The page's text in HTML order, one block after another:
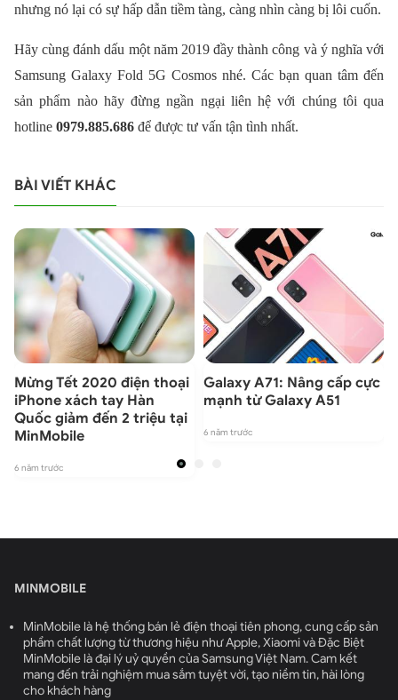
nhưng nó lại có sự hấp dẫn tiềm tàng, càng nhìn càng bị lôi cuốn.
Hãy cùng đánh dấu một năm 2019 đầy thành công và ý nghĩa với
Samsung Galaxy Fold 5G Cosmos nhé. Các bạn quan tâm đến
sản phẩm nào hãy đừng ngần ngại liên hệ với chúng tôi qua
hotline 0979.885.686 để được tư vấn tận tình nhất.
BÀI VIẾT KHÁC
Mừng Tết 2020 điện thoại
iPhone xách tay Hàn
Quốc giảm đến 2 triệu tại
MinMobile
6 năm trước
Galaxy A71: Nâng cấp cực
mạnh từ Galaxy A51
6 năm trước
MINMOBILE
MinMobile là hệ thống bán lẻ điện thoại tiên phong, cung cấp sản
phẩm chất lượng từ thương hiệu như Apple, Xiaomi và Đặc Biệt
MinMobile là đại lý uỷ quyền của Samsung Việt Nam. Cam kết
mang đến trải nghiệm mua sắm tuyệt vời, tạo niềm tin, hài lòng
cho khách hàng